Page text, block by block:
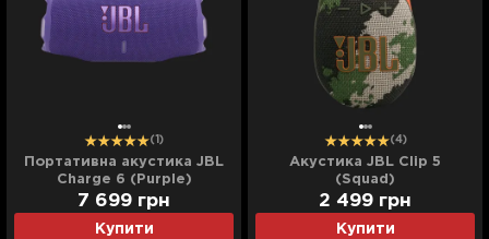
(1)
Портативна акустика JBL
Charge 6 (Purple)
Купити
7 699 грн
(4)
Акустика JBL Clip 5
(Squad)
Купити
2 499 грн